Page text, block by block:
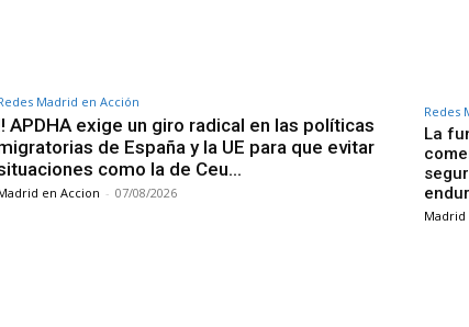
Madrid en Acción
APDHA exige un giro radical en las políticas
de España y la UE para que evitar
como la de Ceu…
en Accion - 07/08/2026
Redes
La
Madrid